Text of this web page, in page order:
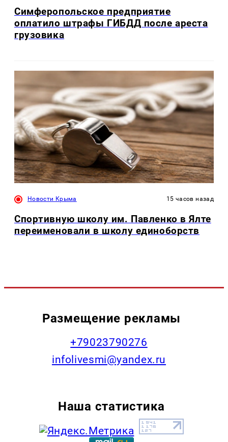
Симферопольское предприятие
оплатило штрафы ГИБДД после ареста
грузовика
Новости Крыма 15 часов назад
Спортивную школу им. Павленко в Ялте
переименовали в школу единоборств
Размещение рекламы
+79023790276
infolivesmi@yandex.ru
Наша статистика